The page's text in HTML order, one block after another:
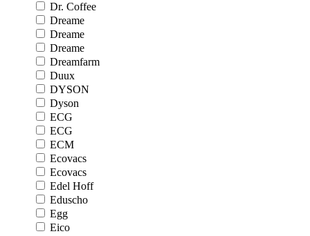
Dr. Coffee
Dreame
Dreame
Dreame
Dreamfarm
Duux
DYSON
Dyson
ECG
ECG
ECM
Ecovacs
Ecovacs
Edel Hoff
Eduscho
Egg
Eico